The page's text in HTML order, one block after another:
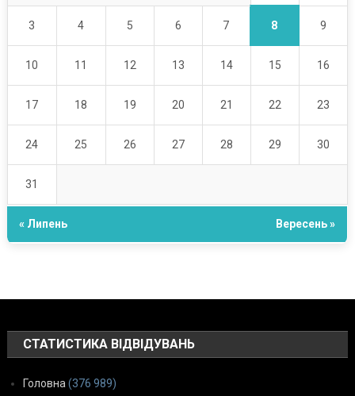
3 4 5 6 7 8 9
10 11 12 13 14 15 16
17 18 19 20 21 22 23
24 25 26 27 28 29 30
31
« Липень Вересень »
СТАТИСТИКА ВІДВІДУВАНЬ
Головна(376 989)